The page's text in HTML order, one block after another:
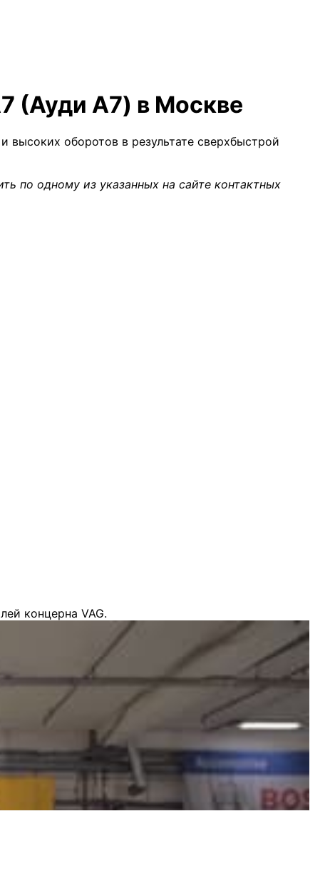
(Ауди А7) в Москве
высоких оборотов в результате сверхбыстрой
по одному из указанных на сайте контактных
концерна VAG.